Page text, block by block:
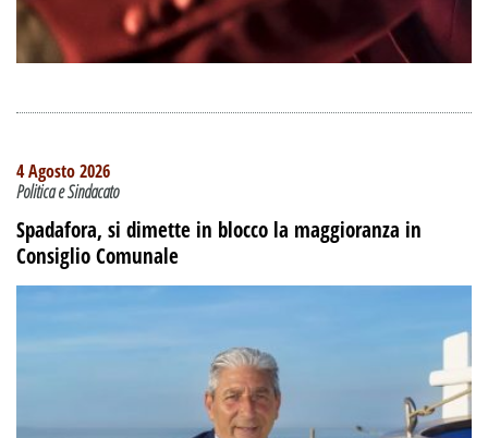
4 Agosto 2026
Politica e Sindacato
Spadafora, si dimette in blocco la maggioranza in
Consiglio Comunale